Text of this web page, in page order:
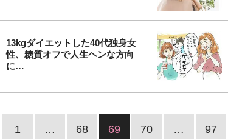
13kgダイエットした40代独身女
性、糖質オフで人生ヘンな方向
に…
1 … 68 69 70 … 97